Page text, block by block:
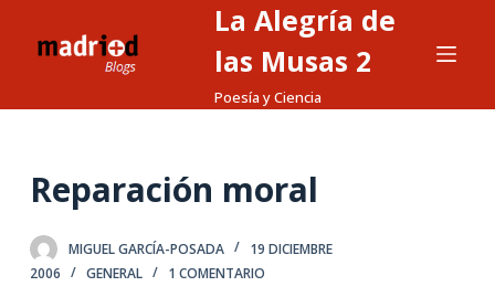
t
o
La Alegría de
las Musas 2
Poesía y Ciencia
Reparación moral
MIGUEL GARCÍA-POSADA
19 DICIEMBRE
2006
GENERAL 1 COMENTARIO